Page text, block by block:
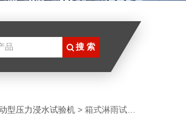
型压力浸水试验机 > 箱式淋雨试验箱非标定制IPX8压力浸水设备